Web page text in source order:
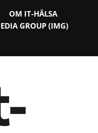
OM IT-HÄLSA
GROUP (IMG)